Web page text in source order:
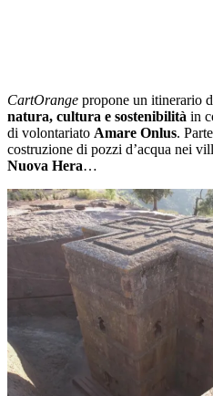
CartOrange propone un itinerario
natura, cultura e sostenibilità in
di volontariato Amare Onlus.
costruzione di pozzi d’acqua nei
Nuova Hera…